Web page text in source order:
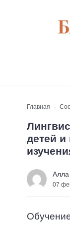
Главная
детей
Алла
07